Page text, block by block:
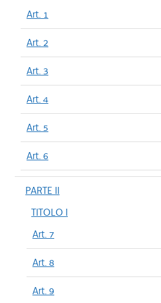
Art. 1
Art. 2
Art. 3
Art. 4
Art. 5
Art. 6
PARTE II
TITOLO I
Art. 7
Art. 8
Art. 9